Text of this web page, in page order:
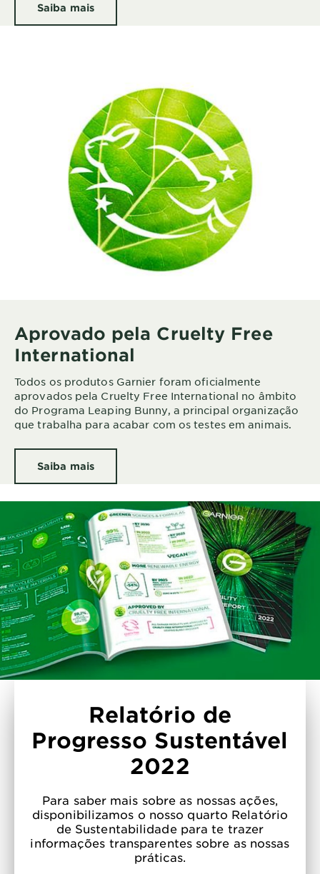
Saiba mais
Aprovado pela Cruelty Free
International
Todos os produtos Garnier foram oficialmente
aprovados pela Cruelty Free International no âmbito
do Programa Leaping Bunny, a principal organização
que trabalha para acabar com os testes em animais.
Saiba mais
Relatório de
Progresso Sustentável
2022
Para saber mais sobre as nossas ações,
disponibilizamos o nosso quarto Relatório
de Sustentabilidade para te trazer
informações transparentes sobre as nossas
práticas.